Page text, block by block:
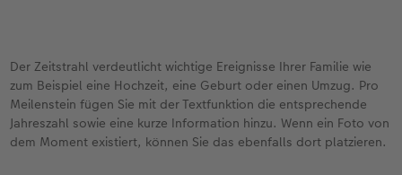
Der Zeitstrahl verdeutlicht wichtige Ereignisse Ihrer Familie wie
zum Beispiel eine Hochzeit, eine Geburt oder einen Umzug. Pro
Meilenstein fügen Sie mit der Textfunktion die entsprechende
Jahreszahl sowie eine kurze Information hinzu. Wenn ein Foto von
dem Moment existiert, können Sie das ebenfalls dort platzieren.